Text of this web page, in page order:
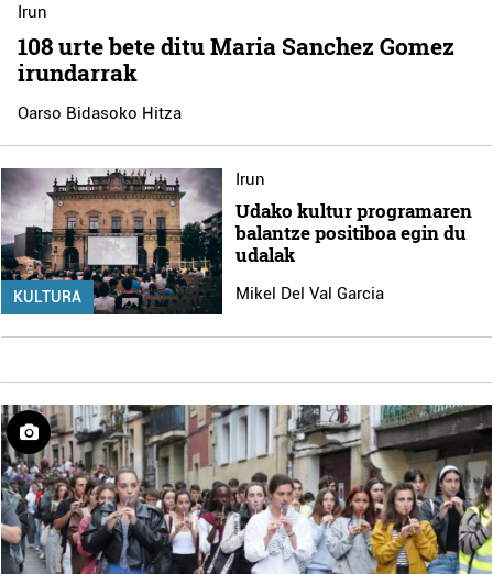
Irun
108 urte bete ditu Maria Sanchez Gomez
irundarrak
Oarso Bidasoko Hitza
KULTURA
Irun
Udako kultur programaren
balantze positiboa egin du
udalak
Mikel Del Val Garcia